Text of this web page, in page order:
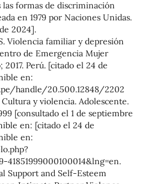
formas de discriminación
en 1979 por Naciones Unidas.
2024].
Violencia familiar y depresión
de Emergencia Mujer
Perú. [citado el 24 de
en:
handle/20.500.12848/2202
y violencia. Adolescente.
[consultado el 1 de septiembre
en: [citado el 24 de
en:
41851999000100014&lng=en.
Support and Self-Esteem